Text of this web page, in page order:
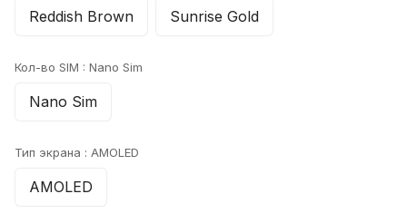
Reddish Brown Sunrise Gold
Кол-во SIM : Nano Sim
Nano Sim
Тип экрана : AMOLED
AMOLED